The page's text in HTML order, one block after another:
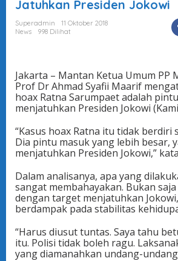
Jatuhkan Presiden Jokowi
Superadmin
11 Oktober 2018
News
998 Dilihat
Jakarta – Mantan Ketua Umum PP
Prof Dr Ahmad Syafii Maarif
hoax Ratna Sarumpaet adalah
menjatuhkan Presiden Jokowi
“Kasus hoax Ratna itu tidak berdiri
Dia pintu masuk yang lebih besar,
menjatuhkan Presiden Jokowi,”
Dalam analisanya, apa yang
sangat membahayakan. Bukan
dengan target menjatuhkan
berdampak pada stabilitas
“Harus diusut tuntas. Saya tahu
itu. Polisi tidak boleh ragu.
yang diamanahkan undang-